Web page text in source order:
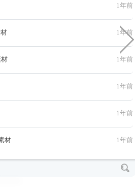
1年前
1年前
1年前
1年前
1年前
材 1年前